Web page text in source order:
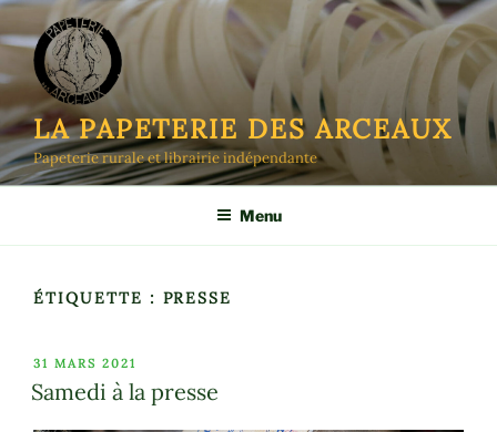
Aller
au
contenu
principal
LA PAPETERIE DES ARCEAUX
Papeterie rurale et librairie indépendante
Menu
ÉTIQUETTE : PRESSE
PUBLIÉ
LE
31 MARS 2021
Samedi à la presse